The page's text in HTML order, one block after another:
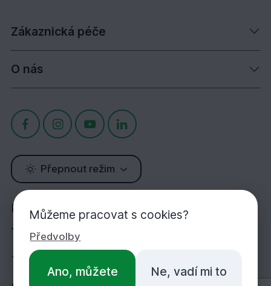
Zákaznická péče
O nás
Přepnout režim
Potřebujete poradit?
Jsme tu pro Vás!
+420 283 933 452
Můžeme pracovat s cookies?
Předvolby
Ano, můžete Ne, vadí mi to